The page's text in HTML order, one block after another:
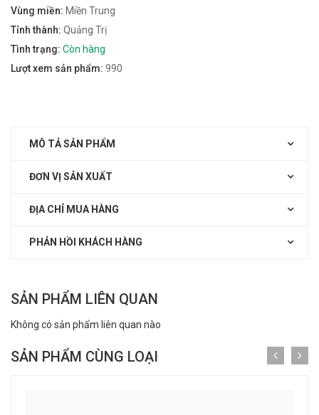
Vùng miền: Miền Trung
Tỉnh thành: Quảng Trị
Tình trạng: Còn hàng
Lượt xem sản phẩm: 990
MÔ TẢ SẢN PHẨM
ĐƠN VỊ SẢN XUẤT
ĐỊA CHỈ MUA HÀNG
PHẢN HỒI KHÁCH HÀNG
SẢN PHẨM LIÊN QUAN
Không có sản phẩm liên quan nào
SẢN PHẨM CÙNG LOẠI